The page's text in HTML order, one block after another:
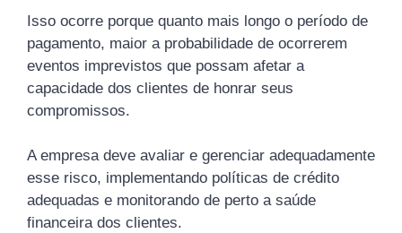
Isso ocorre porque quanto mais longo o período de
pagamento, maior a probabilidade de ocorrerem
eventos imprevistos que possam afetar a
capacidade dos clientes de honrar seus
compromissos.
A empresa deve avaliar e gerenciar adequadamente
esse risco, implementando políticas de crédito
adequadas e monitorando de perto a saúde
financeira dos clientes.